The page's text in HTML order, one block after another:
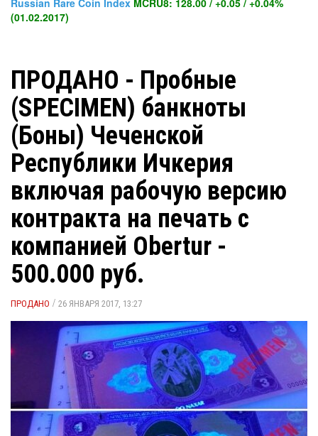
Russian Rare Coin Index MCRU8: 128.00 / +0.05 / +0.04%
(01.02.2017)
ПРОДАНО - Пробные
(SPECIMEN) банкноты
(Боны) Чеченской
Республики Ичкерия
включая рабочую версию
контракта на печать с
компанией Obertur -
500.000 руб.
ПРОДАНО / 26 ЯНВАРЯ 2017, 13:27